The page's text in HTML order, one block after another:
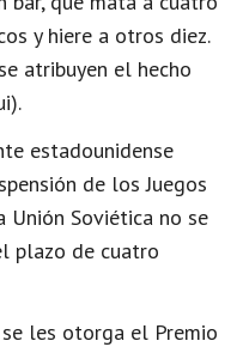
y hiere a otros diez.
atribuyen el hecho
estadounidense
de los Juegos
Unión Soviética no se
plazo de cuatro
se les otorga el Premio